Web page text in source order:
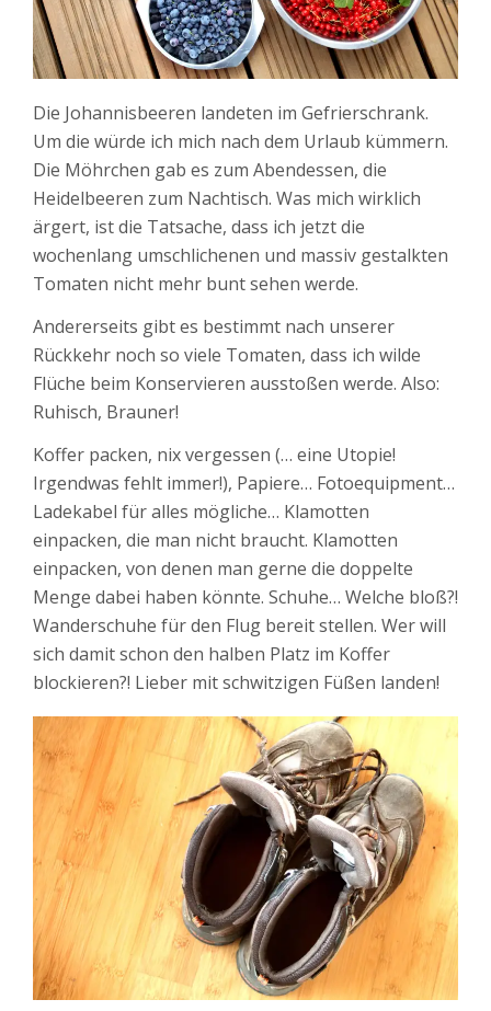
Die Johannisbeeren landeten im Gefrierschrank.
Um die würde ich mich nach dem Urlaub kümmern.
Die Möhrchen gab es zum Abendessen, die
Heidelbeeren zum Nachtisch. Was mich wirklich
ärgert, ist die Tatsache, dass ich jetzt die
wochenlang umschlichenen und massiv gestalkten
Tomaten nicht mehr bunt sehen werde.
Andererseits gibt es bestimmt nach unserer
Rückkehr noch so viele Tomaten, dass ich wilde
Flüche beim Konservieren ausstoßen werde. Also:
Ruhisch, Brauner!
Koffer packen, nix vergessen (… eine Utopie!
Irgendwas fehlt immer!), Papiere… Fotoequipment…
Ladekabel für alles mögliche… Klamotten
einpacken, die man nicht braucht. Klamotten
einpacken, von denen man gerne die doppelte
Menge dabei haben könnte. Schuhe… Welche bloß?!
Wanderschuhe für den Flug bereit stellen. Wer will
sich damit schon den halben Platz im Koffer
blockieren?! Lieber mit schwitzigen Füßen landen!